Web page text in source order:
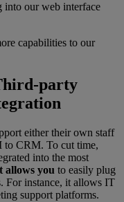
into our web interface
capabilities to our
party
either their own staff
to CRM. To cut time,
into the most
allows you to easily plug
For instance, it allows IT
support platforms.